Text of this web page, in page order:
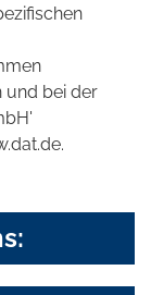
und bei der